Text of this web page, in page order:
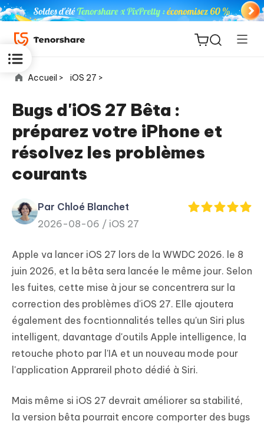
ReiBoot
for iOS
PDF
Editor
New
iAnyGo
Accueil > iOS 27 >
Bugs d'iOS 27 Bêta :
préparez votre iPhone et
résolvez les problèmes
courants
Par Chloé Blanchet
2026-08-06 / iOS 27
Apple va lancer iOS 27 lors de la WWDC 2026. le 8
juin 2026, et la bêta sera lancée le même jour. Selon
les fuites, cette mise à jour se concentrera sur la
correction des problèmes d'iOS 27. Elle ajoutera
également des focntionnalités telles qu'un Siri plus
intelligent, davantage d'outils Apple intelligence, la
retouche photo par l'IA et un nouveau mode pour
l'application Apprareil photo dédié à Siri.
Mais même si iOS 27 devrait améliorer sa stabilité,
la version bêta pourrait encore comporter des bugs